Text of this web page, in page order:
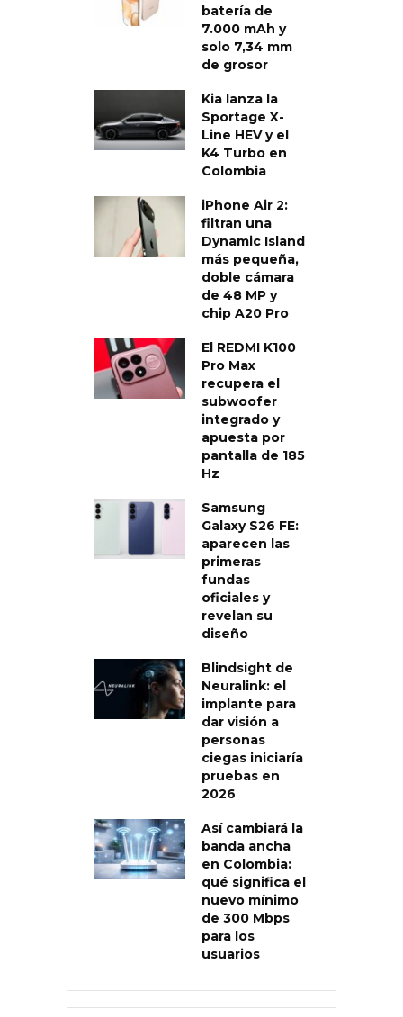
batería de
7.000 mAh y
solo 7,34 mm
de grosor
Kia lanza la
Sportage X-
Line HEV y el
K4 Turbo en
Colombia
iPhone Air 2:
filtran una
Dynamic Island
más pequeña,
doble cámara
de 48 MP y
chip A20 Pro
El REDMI K100
Pro Max
recupera el
subwoofer
integrado y
apuesta por
pantalla de 185
Hz
Samsung
Galaxy S26 FE:
aparecen las
primeras
fundas
oficiales y
revelan su
diseño
Blindsight de
Neuralink: el
implante para
dar visión a
personas
ciegas iniciaría
pruebas en
2026
Así cambiará la
banda ancha
en Colombia:
qué significa el
nuevo mínimo
de 300 Mbps
para los
usuarios